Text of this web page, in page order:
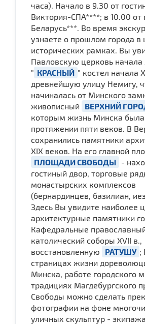
часа). Начало в 9.30 от
Виктория-СПА****; в 10.00 от
Беларусь***. Во время
узнаете о прошлом города в
исторических рамках. Вы
Павловскую церковь начала
" КРАСНЫЙ " костел начала
древнейшую улицу Немигу,
начиналась от Минского
живописный
ВЕРХНИЙ
которым жизнь Минска была
протяжении пяти веков. В
сохранились памятники
XIX веков. На его главной
ПЛОЩАДИ СВОБОДЫ -
гостиный двор, торговые
монастырских комплексов
(бернардинцев, базилиан,
Здесь Вы увидите наиболее
архитектурные памятники
Кафедральные
католический соборы ХVII в.,
восстановленную
РАТУШУ ;
страницах жизни
Минска, работе городского
традициях Магдебургского
Свободы можно сделать
фотографии на фоне
уличных скульптур -